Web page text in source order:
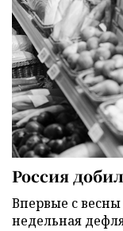
Россия
Впервые с
недельная